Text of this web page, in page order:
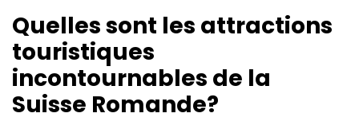
Quelles sont les attractions
touristiques
incontournables de la
Suisse Romande?